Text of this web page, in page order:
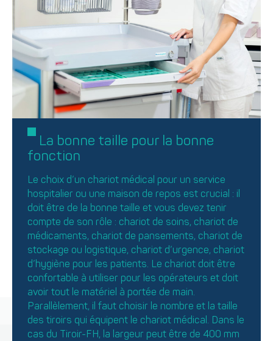
La bonne taille pour la bonne
fonction
Le choix d’un chariot médical pour un service
hospitalier ou une maison de repos est crucial : il
doit être de la bonne taille et vous devez tenir
compte de son rôle : chariot de soins, chariot de
médicaments, chariot de pansements, chariot de
stockage ou logistique, chariot d’urgence, chariot
d’hygiène pour les patients. Le chariot doit être
confortable à utiliser pour les opérateurs et doit
avoir tout le matériel à portée de main.
Parallèlement, il faut choisir le nombre et la taille
des tiroirs qui équipent le chariot médical. Dans le
cas du Tiroir-FH, la largeur peut être de 400 mm